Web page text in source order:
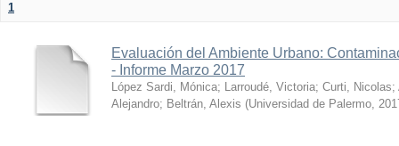
1
Evaluación del Ambiente Urbano:
- Informe Marzo 2017
López Sardi, Mónica; Larroudé, Victoria; Curti, Nicolas;
Alejandro; Beltrán, Alexis (Universidad de Palermo,